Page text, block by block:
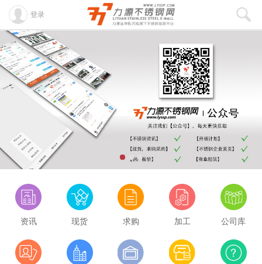
登录
资讯 现货 求购 加工 公司库
酒钢430/2B 8100 0.00